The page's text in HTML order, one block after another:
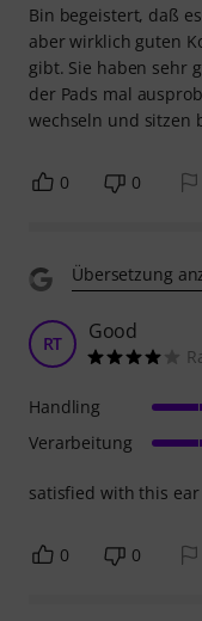
Bin begeistert, daß
aber wirklich guten
gibt. Sie haben sehr
der Pads mal
wechseln und sitzen
0 0
Übersetzung
RT Good
satisfied with this ear
Handling
Verarbeitung
0 0